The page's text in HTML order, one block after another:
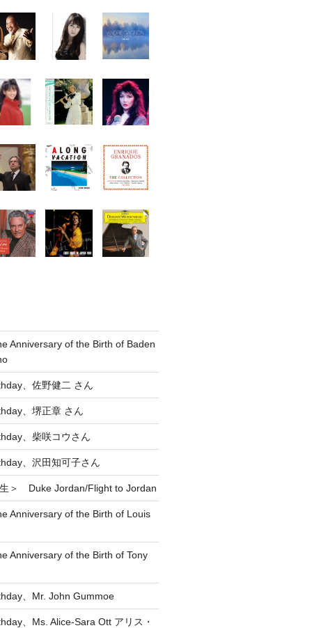
Anniversary of the Birth of Baden
、佐野健二 さん
、堺正章 さん
、柴咲コウさん
、沢田知可子さん
＞ Duke Jordan/Flight to Jordan
Anniversary of the Birth of Louis
Anniversary of the Birth of Tony
、Mr. John Gummoe
、Ms. Alice-Sara Ott アリス・